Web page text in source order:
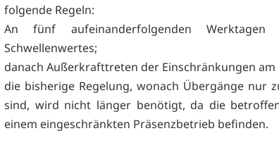
folgende Regeln:
An fünf aufeinanderfolgenden
Schwellenwertes;
danach Außerkrafttreten der Einschränkungen am
die bisherige Regelung, wonach Übergänge nur
sind, wird nicht länger benötigt, da die
einem eingeschränkten Präsenzbetrieb befinden.